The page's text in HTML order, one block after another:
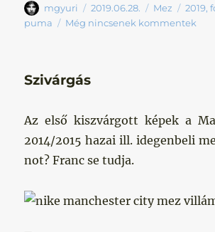
Szerző
mgyuri Közzétéve
2019.06.28. Kategória
Mez Címke
2019,
puma
Még nincsenek kommentek
Szivárgás
Az első kiszvárgott képek a
2014/2015 hazai ill. idegenbeli
not? Franc se tudja.